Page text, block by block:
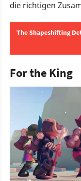
die richtigen
The Shapeshifting
For the King